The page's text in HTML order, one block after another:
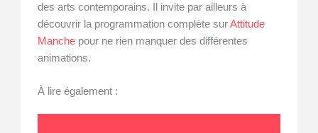
des arts contemporains. Il invite par ailleurs à
découvrir la programmation complète surAttitude
Manche pour ne rien manquer des différentes
animations.
À lire également :